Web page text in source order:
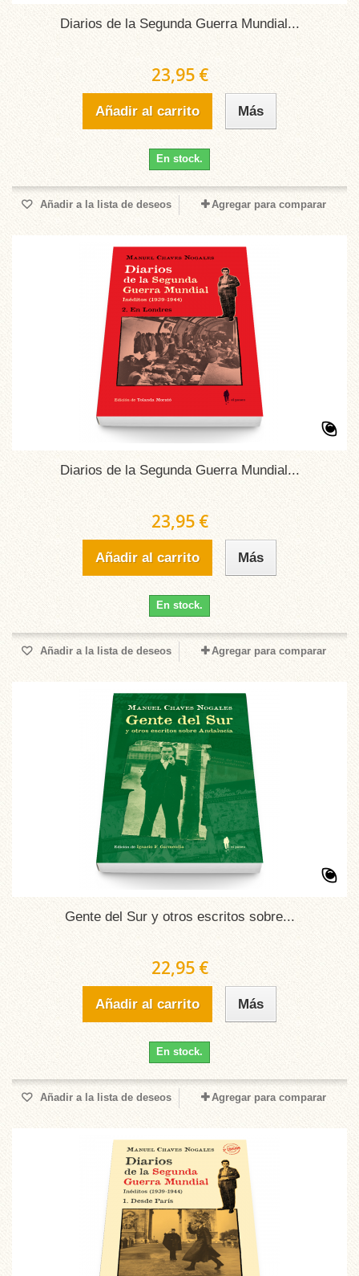
Diarios de la Segunda Guerra Mundial...
23,95 €
Añadir al carrito Más
En stock.
Añadir a la lista de deseos Agregar para comparar
Diarios de la Segunda Guerra Mundial...
23,95 €
Añadir al carrito Más
En stock.
Añadir a la lista de deseos Agregar para comparar
Gente del Sur y otros escritos sobre...
22,95 €
Añadir al carrito Más
En stock.
Añadir a la lista de deseos Agregar para comparar